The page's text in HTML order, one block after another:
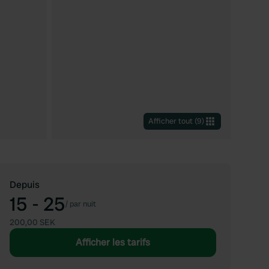
Afficher tout (9)
Depuis
15 - 25/ par nuit
200,00 SEK
Afficher les tarifs